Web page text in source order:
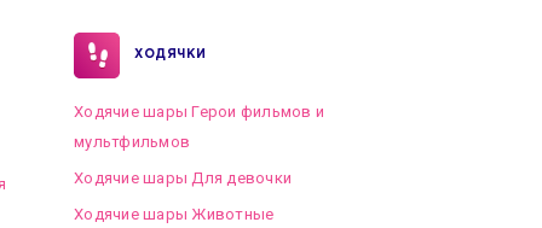
ХОДЯЧКИ
Ходячие шары Герои фильмов и
мультфильмов
Ходячие шары Для девочки
Ходячие шары Животные